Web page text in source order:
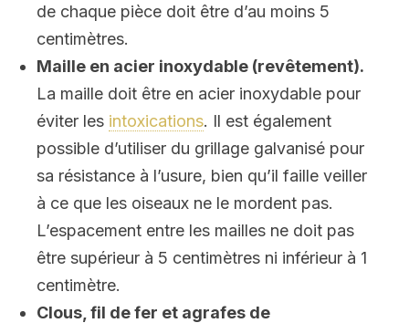
de chaque pièce doit être d’au moins 5
centimètres.
Maille en acier inoxydable (revêtement).
La maille doit être en acier inoxydable pour
éviter les intoxications. Il est également
possible d’utiliser du grillage galvanisé pour
sa résistance à l’usure, bien qu’il faille veiller
à ce que les oiseaux ne le mordent pas.
L’espacement entre les mailles ne doit pas
être supérieur à 5 centimètres ni inférieur à 1
centimètre.
Clous, fil de fer et agrafes de